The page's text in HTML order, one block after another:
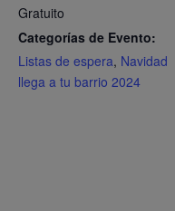
Gratuito
Categorías de Evento:
Listas de espera, Navidad
llega a tu barrio 2024